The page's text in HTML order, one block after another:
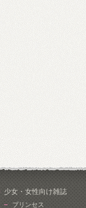
少女・女性向け雑誌
プリンセス